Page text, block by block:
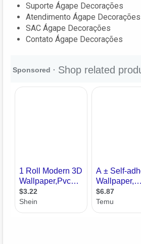
Suporte Ágape Decorações
Atendimento Ágape Decorações
SAC Ágape Decorações
Contato Ágape Decorações